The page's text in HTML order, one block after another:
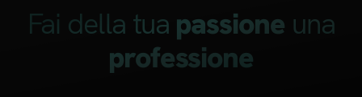
Fai della tua passione una
professione